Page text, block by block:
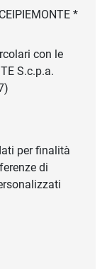
*
con le
S.c.p.a.
per finalità
di